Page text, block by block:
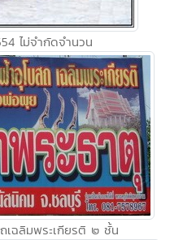
ไม่จำกัดจำนวน
เฉลิมพระเกียรติ ๒ ชั้น